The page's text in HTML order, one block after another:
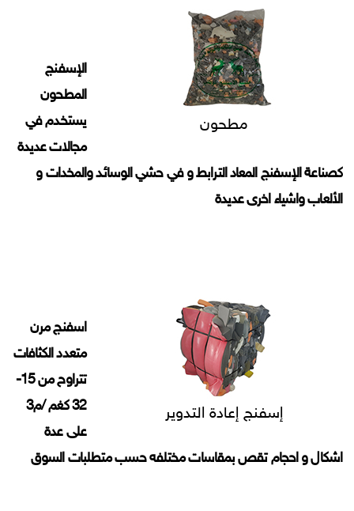
مطحون
الإسفنج
المطحون
يستخدم في
مجالات عديدة
كصناعة الإسفنج المعاد الترابط و في حشي الوسائد والمخدات و
الألعاب واشياء اخرى عديدة
إسفنج إعادة التدوير
اسفنج مرن
متعدد الكثافات
تتراوح من 15-
32 كغم /م3
على عدة
اشكال و احجام تقص بمقاسات مختلفه حسب متطلبات السوق